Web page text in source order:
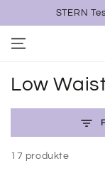
ZUM INHALT
SPRINGEN
STERN
Kollektion:
Low
17 produkte